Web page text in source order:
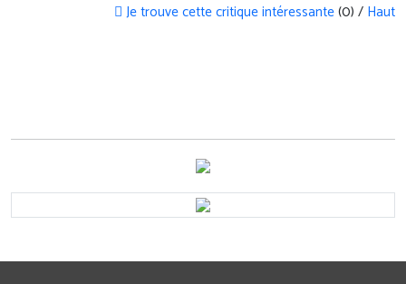
Je trouve cette critique intéressante(0) / Haut